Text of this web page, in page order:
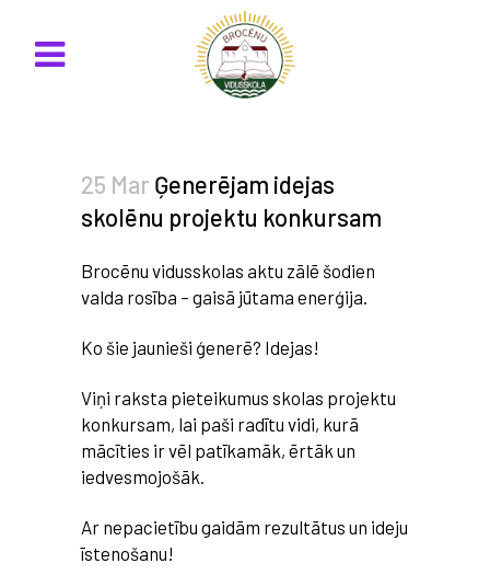
25 Mar Ģenerējam idejas
skolēnu projektu konkursam
Brocēnu vidusskolas aktu zālē šodien
valda rosība – gaisā jūtama enerģija.
Ko šie jaunieši ģenerē? Idejas!
Viņi raksta pieteikumus skolas projektu
konkursam, lai paši radītu vidi, kurā
mācīties ir vēl patīkamāk, ērtāk un
iedvesmojošāk.
Ar nepacietību gaidām rezultātus un ideju
īstenošanu!